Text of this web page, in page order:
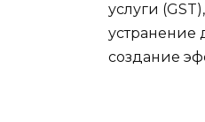
услуги
устранение
создание